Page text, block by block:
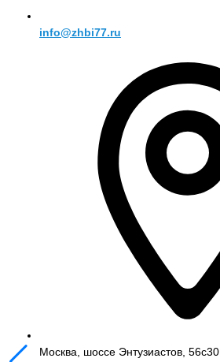
info@zhbi77.ru
Москва, шоссе Энтузиастов, 56с30